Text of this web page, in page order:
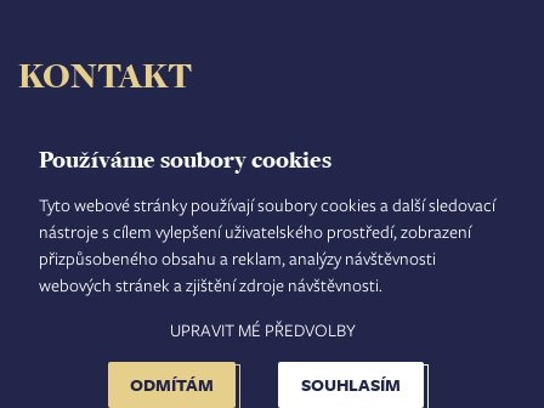
Používáme soubory cookies
Tyto webové stránky používají soubory cookies a další sledovací
nástroje s cílem vylepšení uživatelského prostředí, zobrazení
přizpůsobeného obsahu a reklam, analýzy návštěvnosti
webových stránek a zjištění zdroje návštěvnosti.
SOUHLASÍM
ODMÍTÁM
UPRAVIT MÉ PŘEDVOLBY
KONTAKT
Velké náměstí 35/44
500 03 Hradec Králové
tel.: +420 495 063 611
IČO: 00 44 51 34
DIČ: CZ 00 44 51 34
Číslo účtu: 1006010044/5500
FOOTER
TISKOVÝ MLUVČÍ INTRANET MAPA STRÁNEK
NASTAVENÍ COOKIES